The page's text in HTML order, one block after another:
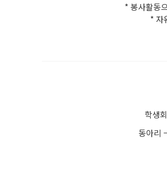
* 봉사활동
* 자
학생
동아리